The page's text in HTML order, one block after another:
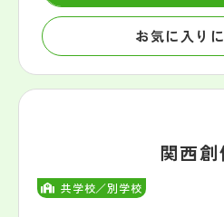
お気に入り
共学校／別学校
関西